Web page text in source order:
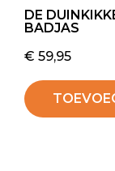
DE
BADJAS
€ 59,95